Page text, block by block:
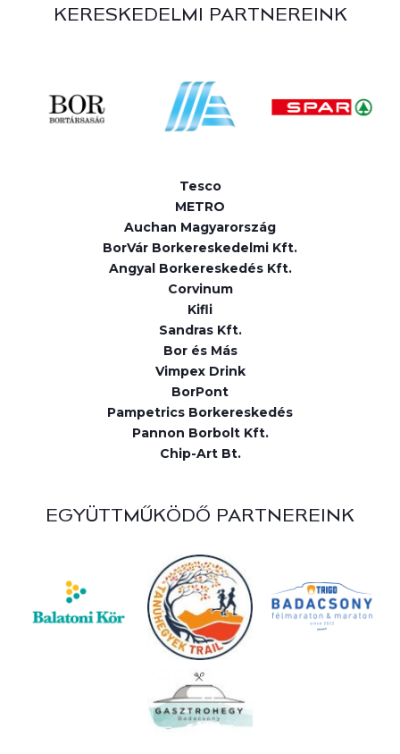
KERESKEDELMI PARTNEREINK
Tesco
METRO
Auchan Magyarország
BorVár Borkereskedelmi Kft.
Angyal Borkereskedés Kft.
Corvinum
Kifli
Sandras Kft.
Bor és Más
Vimpex Drink
BorPont
Pampetrics Borkereskedés
Pannon Borbolt Kft.
Chip-Art Bt.
EGYÜTTMŰKÖDŐ PARTNEREINK